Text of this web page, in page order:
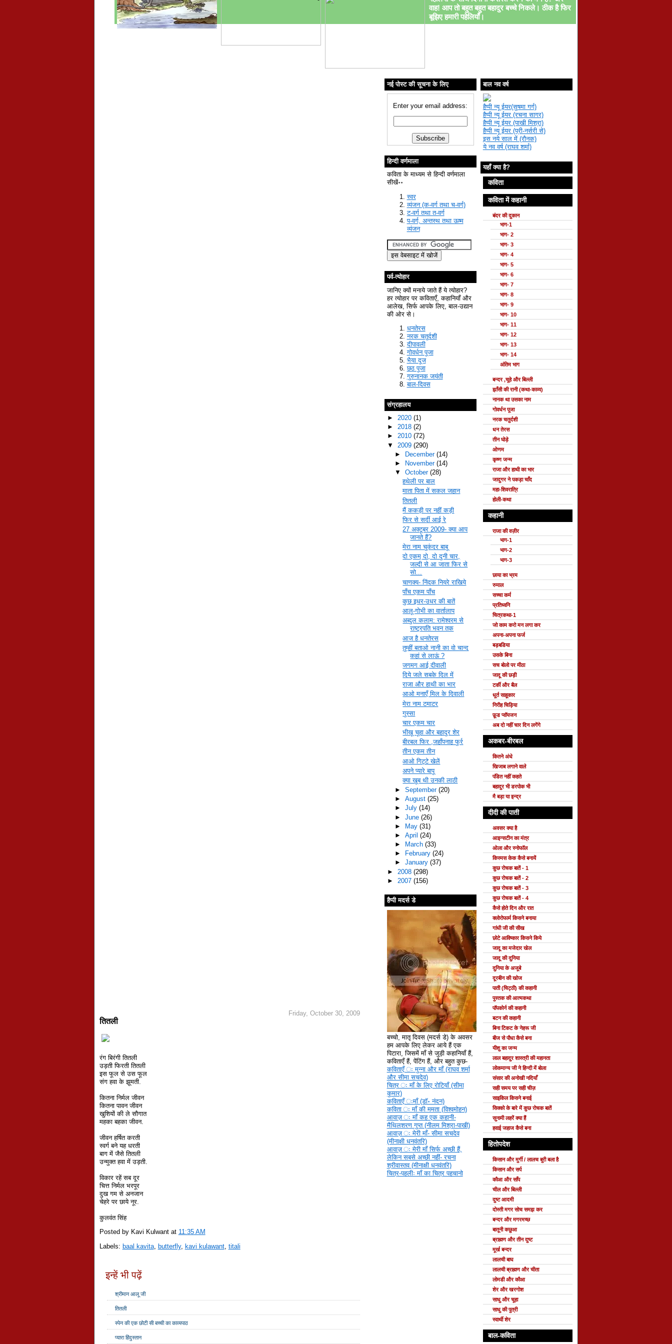
वाह! आप तो बहुत बहुत बहादुर बच्चे निकले। ठीक है फिर
बूझिए हमारी पहेलियाँ।
Friday, October 30, 2009
तितली
रंग बिरंगी तितली
उड़ती फिरती तितली
इस फूल से उस फूल
संग हवा के झूमती.
कितना निर्मल जीवन
कितना पावन जीवन
खुशियों की ले सौगात
महका बहका जीवन.
जीवन हर्षित करती
स्वर्ग बने यह धरती
बाग में जैसे तितली
उन्मुक्त हवा में उड़ती.
विकार रहें सब दूर
चित्त निर्मल भरपूर
दुख गम से अनजान
चेहरे पर छाये नूर.
कुलवंत सिंह
Posted by Kavi Kulwant at 11:35 AM
Labels: baal kavita, butterfly, kavi kulawant, titali
इन्हें भी पढ़ें
श्रीमान आलू जी
तितली
स्पेन की एक छोटी सी बच्ची का काव्यपाठ
प्यारा हिंदुस्तान
नई पोस्ट की सूचना के लिए
Enter your email address:
हिन्दी वर्णमाला
कविता के माध्यम से हिन्दी वर्णमाला
सीखें॰॰
स्वर
व्यंजन (क-वर्ग तथा च-वर्ग)
ट-वर्ग तथा त-वर्ग
प-वर्ग, अन्तस्थ तथा ऊष्म
व्यंजन
पर्व-त्योहार
जानिए क्यों मनाये जाते हैं ये त्योहार?
हर त्योहार पर कविताएँ, कहानियाँ और
आलेख, सिर्फ आपके लिए, बाल-उद्यान
की ओर से।
धनतेरस
नरक चतुर्दशी
दीपावली
गोवर्धन पूजा
भैया दूज
छठ पूजा
गुरुनानक जयंती
बाल-दिवस
संग्रहालय
► 2020 (1)
► 2018 (2)
► 2010 (72)
▼ 2009 (290)
►
December (14)
►
November (14)
▼ October (28)
हथेली पर बाल
माता पिता में सकल जहान
तितली
मैं ककड़ी पर नहीं कड़ी
फिर से सर्दी आई रे
27 अक्टूबर 2009- क्या आप
जानते हैं?
मेरा नाम चुकंदर बाबू
दो एकम् दो, दो दुनी चार,
जल्दी से आ जाता फिर से
सो...
चाणक्य- निंदक नियरे राखिये
पाँच एकम पाँच
कुछ इधर-उधर की बातें
आलू-गोभी का वार्तालाप
अब्दुल कलाम: रामेश्वरम से
राष्ट्रपति भवन तक
आज है धनतेरस
तुम्हीं बताओ नानी का वो चान्द
कहां से लाऊं ?
जगमग आई दीवाली
दिये जले सबके दिल में
राजा और हाथी का भार
आओ मनाएँ मिल के दिवाली
मेरा नाम टमाटर
गुस्सा
चार एकम चार
भीखू चूहा और बहादुर शेर
बीरबल फिर ,जहाँपनाह फुर्र
तीन एकम तीन
आओ गिट्टे खेलें
अपने प्यारे बापू
क्या खूब थी उनकी लाठी
► September (20)
► August (25)
► July (14)
► June (26)
►
May (31)
► April (24)
►
March (33)
►
February (24)
► January (37)
► 2008 (298)
► 2007 (156)
हैप्पी मदर्स डे
बच्चो, मातृ दिवस (मदर्स डे) के अवसर
हम आपके लिए लेकर आये हैं एक
पिटारा, जिसमें माँ से जुड़ी कहानियाँ हैं,
कविताएँ हैं, पेंटिंग हैं, और बहुत कुछ-
कविताएँ ‍ः मुन्ना और माँ (राघव शर्मा
और सीमा सचदेव)
चित्र ‍ः माँ के लिए रोटियाँ (सीमा
कुमार)
कविताएँ ‍ःमाँ (डॉ॰ नंदन)
कविता ‍ः माँ की ममता (विश्वमोहन)
आवाज़ ‍ः माँ कह एक कहानी-
मैथिलशरण गुप्त (नीलम मिश्रा-पाखी)
आवाज़ ‍ः मेरी माँ- सीमा सचदेव
(मीनाक्षी धनवंतरि)
आवाज़ ‍ः मेरी माँ सिर्फ अच्छी हैं,
लेकिन सबसे अच्छी नहीं- रचना
श्रीवास्तव (मीनाक्षी धनवंतरि)
चित्र-पहलीः माँ का चित्र पहचानो
बाल नव वर्ष
हैप्पी न्यू ईयर(सुषमा गर्ग)
हैप्पी न्यू ईयर (रचना सागर)
हैप्पी न्यू ईयर (पाखी मिश्रा)
हैप्पी न्यू ईयर (प्री-नर्सरी से)
इस नये साल में (रौनक)
ये नव वर्ष (राघव शर्मा)
यहाँ क्या है?
कविता
कविता में कहानी
बंदर की दुकान
भाग-1
भाग- 2
भाग- 3
भाग- 4
भाग- 5
भाग- 6
भाग- 7
भाग- 8
भाग- 9
भाग- 10
भाग- 11
भाग- 12
भाग- 13
भाग- 14
अंतिम भाग
बन्दर ,चूहे और बिल्ली
झाँसी की रानी (कथा-काव्य)
नानक था उसका नाम
गोवर्धन पूजा
नरक चतुर्दशी
धन तेरस
तीन घोड़े
ओणम
कृष्ण जन्म
राजा और हाथी का भार
जादुगर ने पकड़ा चाँद
महा-शिवरात्रि
होली-कथा
कहानी
राजा की वज़ीर
भाग-1
भाग-2
भाग-3
छाया का भ्रम
रुमाल
सच्चा कर्म
प्रतिध्वनि
चित्रकथा-1
जो काम करो मन लगा कर
अपना-अपना फर्ज
बड़बडिया
उसके बिना
सच बोलो पर मीठा
जादू की छड़ी
टर्की और बैल
धूर्त साहूकार
निरीह चिड़िया
फ़ूड प्वॉयजन
अब दो नहीं चार दिन लगेंगे
अकबर-बीरबल
कितने अंधे
खिजाब लगाने वाले
पंडित नहीं कहते
बहादुर भी डरपोक भी
मै बड़ा या इन्द्र
दीदी की पाती
अवसर क्या है
आइन्सटीन का मंत्र
ओला और स्नोफॉल
किस्मस केक कैसे बनायें
कुछ रोचक बातें - 1
कुछ रोचक बातें - 2
कुछ रोचक बातें - 3
कुछ रोचक बातें - 4
कैसे होते दिन और रात
क्लोरोफार्म किसने बनाया
गांधी जी की सीख
छोटे आविष्कार किसने किये
जादू का मजेदार खेल
जादू की दुनिया
दुनिया के अजूबे
दूरबीन की खोज
पाती (चिट्ठी) की कहानी
पुस्तक की आत्मकथा
पॉपकोर्न की कहानी
बटन की कहानी
बिना टिकट के नेहरू जी
बीज से पौधा कैसे बना
यीशु का जन्म
लाल बहादुर शास्त्री की महानता
लोकमान्य जी ने हिन्दी में बोला
संसार की अनोखी नदियाँ
सही समय पर सही चीज़
साइकिल किसने बनाई
सिक्को के बारे में कुछ रोचक बातें
सुनामी लहरें क्या हैं
हवाई जहाज कैसे बना
हितोपदेश
किसान और मुर्गी / लालच बुरी बला है
किसान और सर्प
कौआ और साँप
चील और बिल्ली
दुष्ट आदमी
दोस्ती मगर सोच समझ कर
बन्दर और मगरमच्छ
बातूनी कछुआ
ब्राह्मण और तीन दुष्ट
मूर्ख बन्दर
लालची बाघ
लालची ब्राह्मण और चीता
लोमडी और कौआ
शेर और खरगोश
साधु और चूहा
साधु की पुत्री
स्वार्थी शेर
बाल-कविता